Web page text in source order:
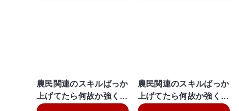
農民関連のスキルばっか
上げてたら何故か強く…
農民関連のスキルばっか
上げてたら何故か強く…